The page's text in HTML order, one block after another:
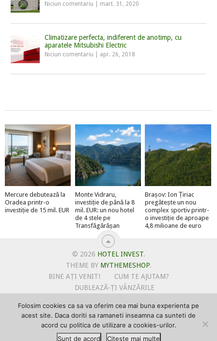
Niciun comentariu mart. 31, 2020
Climatizare perfecta, indiferent de anotimp, cu
aparatele Mitsubishi Electric
Niciun comentariu apr. 26, 2018
Mercure debutează la
Oradea printr-o
investiție de 15 mil. EUR
Monte Vidraru,
investiție de până la 8
mil. EUR: un nou hotel
de 4 stele pe
Transfăgărășan
Brașov: Ion Țiriac
pregătește un nou
complex sportiv printr-
o investiție de aproape
4,8 milioane de euro
© 2026 HOTEL INVEST.
THEME BY MYTHEMESHOP.
BINE AȚI VENIT!
CUM TE AJUTAM?
DUBLEAZĂ-ȚI VÂNZĂRILE
POLITICA DE UTILIZARE COOKIE-URI
PRIMEȘTI GRATUIT MEGA-CADOURI LA ABONARE
PROMOVEAZĂ-TE PE HOTELINVEST
Folosim cookies ca sa va oferim cea mai buna experienta pe
acest site. Daca doriti sa ramaneti inseamna ca sunteti de
acord cu politica de utilizare a cookies-urilor.
Sunt de acord
Citeste mai multe